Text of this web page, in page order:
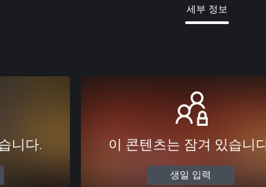
세부 정보
니다. 이 콘텐츠는 잠겨 있습니
생일 입력